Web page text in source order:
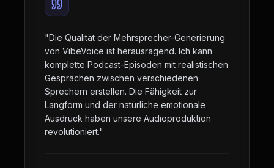
"Die Qualität der Mehrsprecher-Generierung
von VibeVoice ist herausragend. Ich kann
komplette Podcast-Episoden mit realistischen
Gesprächen zwischen verschiedenen
Sprechern erstellen. Die Fähigkeit zur
Langform und der natürliche emotionale
Ausdruck haben unsere Audioproduktion
revolutioniert."